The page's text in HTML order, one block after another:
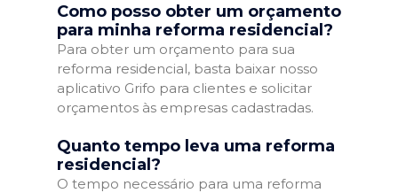
Como posso obter um orçamento
para minha reforma residencial?
Para obter um orçamento para sua
reforma residencial, basta baixar nosso
aplicativo Grifo para clientes e solicitar
orçamentos às empresas cadastradas.
Quanto tempo leva uma reforma
residencial?
O tempo necessário para uma reforma